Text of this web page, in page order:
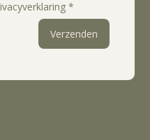
*
Verzenden